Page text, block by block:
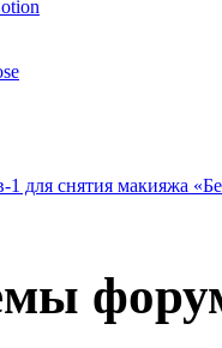
1 для снятия макияжа